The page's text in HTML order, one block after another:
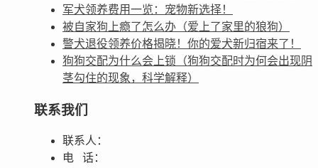
军犬领养费用一览：宠物新选择！
被自家狗上瘾了怎么办（爱上了家里的狼狗）
警犬退役领养价格揭晓！你的爱犬新归宿来了！
狗狗交配为什么会上锁（狗狗交配时为何会出现阴
茎勾住的现象，科学解释）
联系我们
联系人：
电 话：